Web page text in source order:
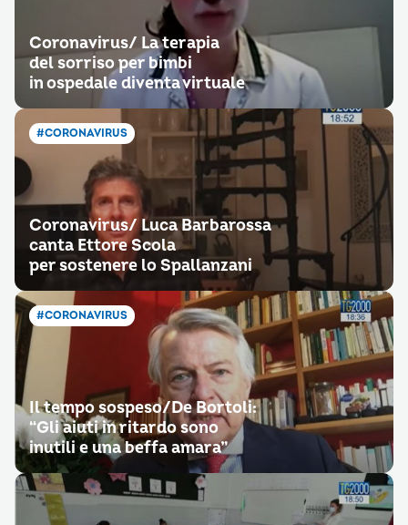
Coronavirus/ La terapia
del sorriso per bimbi
in ospedale diventa virtuale
#CORONAVIRUS
Coronavirus/ Luca Barbarossa
canta Ettore Scola
per sostenere lo Spallanzani
#CORONAVIRUS
Il tempo sospeso/De Bortoli:
“Gli aiuti in ritardo sono
inutili e una beffa amara”